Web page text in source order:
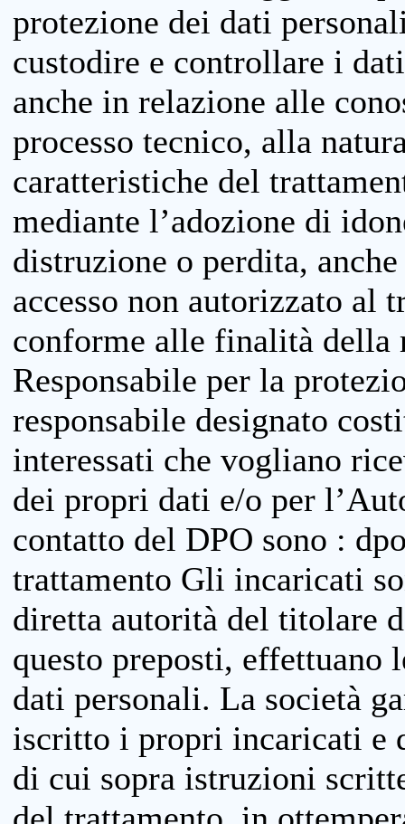
protezione dei dati
custodire e controllare i
anche in relazione alle
processo tecnico, alla
caratteristiche del
mediante l’adozione di
distruzione o perdita,
accesso non autorizzato al
conforme alle finalità della
Responsabile per la
responsabile designato
interessati che vogliano
dei propri dati e/o per
contatto del DPO sono :
trattamento Gli incaricati
diretta autorità del titolare
questo preposti, effettuano
dati personali. La società
iscritto i propri incaricati e
di cui sopra istruzioni